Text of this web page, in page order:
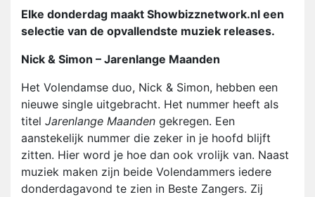
Elke donderdag maakt Showbizznetwork.nl een
selectie van de opvallendste muziek releases.
Nick & Simon – Jarenlange Maanden
Het Volendamse duo, Nick & Simon, hebben een
nieuwe single uitgebracht. Het nummer heeft als
titel Jarenlange Maanden gekregen. Een
aanstekelijk nummer die zeker in je hoofd blijft
zitten. Hier word je hoe dan ook vrolijk van. Naast
muziek maken zijn beide Volendammers iedere
donderdagavond te zien in Beste Zangers. Zij